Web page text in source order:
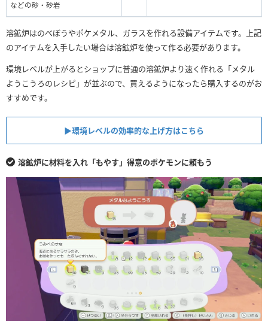
などの砂・砂岩
溶鉱炉はのべぼうやポケメタル、ガラスを作れる設備アイテムです。上記
のアイテムを入手したい場合は溶鉱炉を使って作る必要があります。
環境レベルが上がるとショップに普通の溶鉱炉より速く作れる「メタル
ようこうろのレシピ」が並ぶので、買えるようになったら購入するのがお
すすめです。
▶︎環境レベルの効率的な上げ方はこちら
溶鉱炉に材料を入れ「もやす」得意のポケモンに頼もう